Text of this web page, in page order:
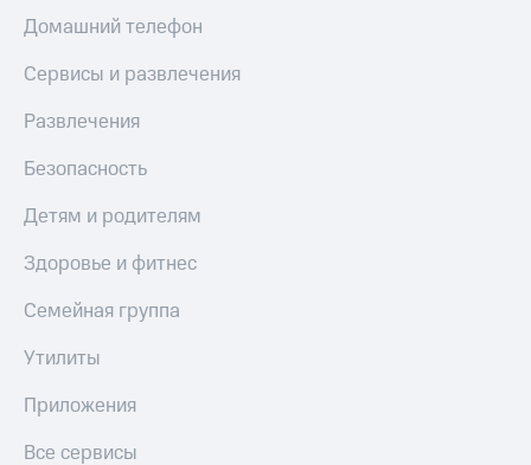
Домашний телефон
Сервисы и развлечения
Развлечения
Безопасность
Детям и родителям
Здоровье и фитнес
Семейная группа
Утилиты
Приложения
Все сервисы